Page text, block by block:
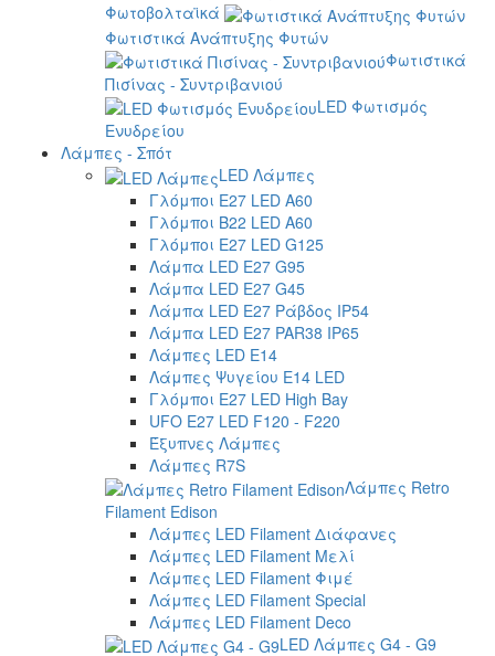
Φωτοβολταϊκά
Φωτιστικά Ανάπτυξης Φυτών
Φωτιστικά
Πισίνας - Συντριβανιού
LED Φωτισμός
Ενυδρείου
Λάμπες - Σπότ
LED Λάμπες
Γλόμποι E27 LED A60
Γλόμποι B22 LED A60
Γλόμποι E27 LED G125
Λάμπα LED E27 G95
Λάμπα LED E27 G45
Λάμπα LED E27 Ράβδος IP54
Λάμπα LED E27 PAR38 IP65
Λάμπες LED E14
Λάμπες Ψυγείου E14 LED
Γλόμποι E27 LED High Bay
UFO E27 LED F120 - F220
Έξυπνες Λάμπες
Λάμπες R7S
Λάμπες Retro
Filament Edison
Λάμπες LED Filament Διάφανες
Λάμπες LED Filament Μελί
Λάμπες LED Filament Φιμέ
Λάμπες LED Filament Special
Λάμπες LED Filament Deco
LED Λάμπες G4 - G9